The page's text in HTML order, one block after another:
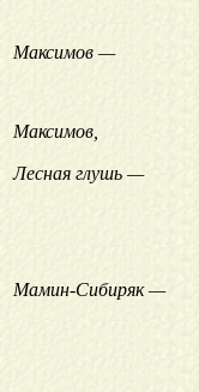
Максимов —
Максимов,
Лесная глушь —
Мамин-Сибиряк —